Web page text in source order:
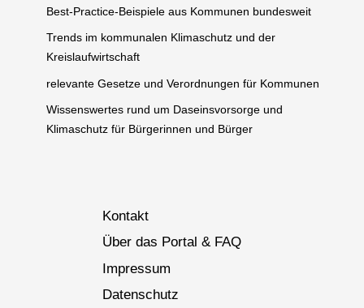
Best-Practice-Beispiele aus Kommunen bundesweit
Trends im kommunalen Klimaschutz und der
Kreislaufwirtschaft
relevante Gesetze und Verordnungen für Kommunen
Wissenswertes rund um Daseinsvorsorge und
Klimaschutz für Bürgerinnen und Bürger
Kontakt
Über das Portal & FAQ
Impressum
Datenschutz